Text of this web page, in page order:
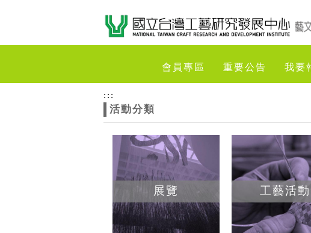
會員專區 重要公告 我要
:::
活動分類
展覽 工藝活動